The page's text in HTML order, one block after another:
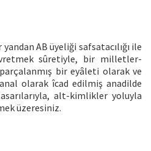
AB üyeliği safsatacılığı ile
sûretiyle, bir milletler-
bir eyâleti olarak ve
olarak îcad edilmiş anadilde
alt-kimlikler yoluyla
üzeresiniz.